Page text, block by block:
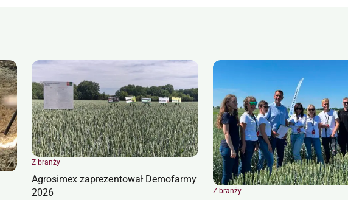
Z branży
Agrosimex zaprezentował Demofarmy
2026
Z branży